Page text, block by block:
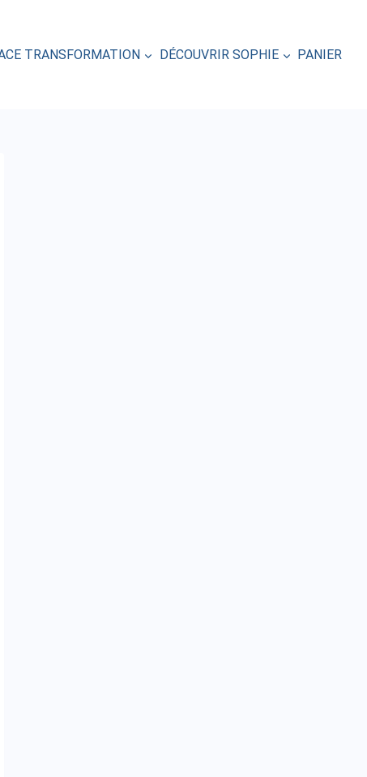
TRANSFORMATION DÉCOUVRIR SOPHIE PANIER